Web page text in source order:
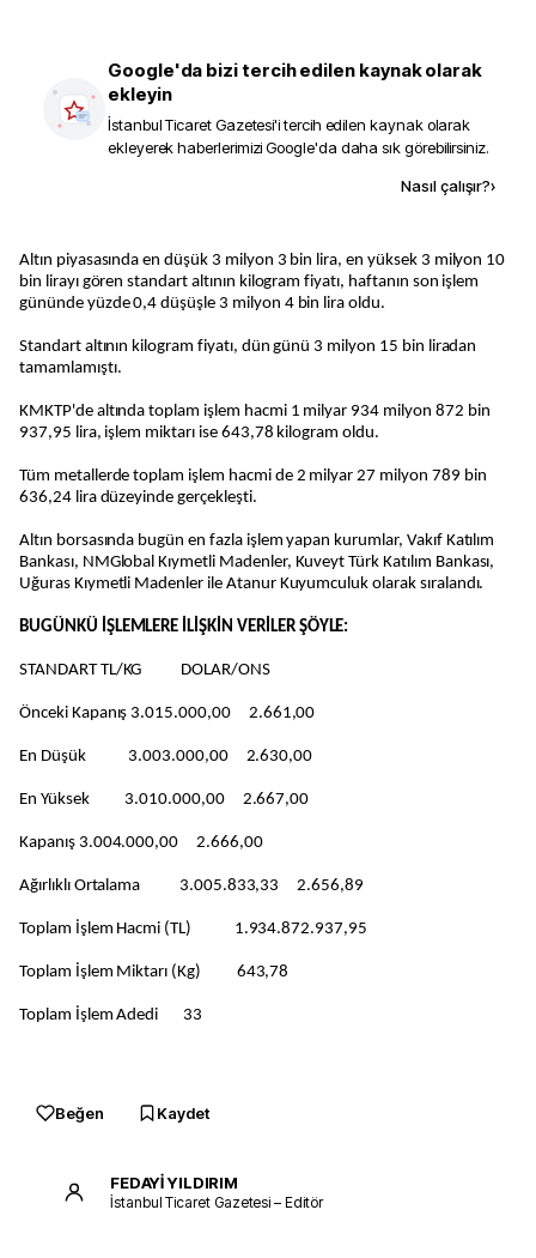
Google'da bizi tercih edilen kaynak olarak
ekleyin
İstanbul Ticaret Gazetesi'i tercih edilen kaynak olarak
ekleyerek haberlerimizi Google'da daha sık görebilirsiniz.
Nasıl çalışır?›
Altın piyasasında en düşük 3 milyon 3 bin lira, en yüksek 3 milyon 10
bin lirayı gören standart altının kilogram fiyatı, haftanın son işlem
gününde yüzde 0,4 düşüşle 3 milyon 4 bin lira oldu.
Standart altının kilogram fiyatı, dün günü 3 milyon 15 bin liradan
tamamlamıştı.
KMKTP'de altında toplam işlem hacmi 1 milyar 934 milyon 872 bin
937,95 lira, işlem miktarı ise 643,78 kilogram oldu.
Tüm metallerde toplam işlem hacmi de 2 milyar 27 milyon 789 bin
636,24 lira düzeyinde gerçekleşti.
Altın borsasında bugün en fazla işlem yapan kurumlar, Vakıf Katılım
Bankası, NMGlobal Kıymetli Madenler, Kuveyt Türk Katılım Bankası,
Uğuras Kıymetli Madenler ile Atanur Kuyumculuk olarak sıralandı.
BUGÜNKÜ İŞLEMLERE İLİŞKİN VERİLER ŞÖYLE:
STANDART TL/KG DOLAR/ONS
Önceki Kapanış 3.015.000,00 2.661,00
En Düşük 3.003.000,00 2.630,00
En Yüksek 3.010.000,00 2.667,00
Kapanış 3.004.000,00 2.666,00
Ağırlıklı Ortalama 3.005.833,33 2.656,89
Toplam İşlem Hacmi (TL) 1.934.872.937,95
Toplam İşlem Miktarı (Kg) 643,78
Toplam İşlem Adedi 33
Beğen Kaydet
FEDAYİ YILDIRIM
İstanbul Ticaret Gazetesi – Editör